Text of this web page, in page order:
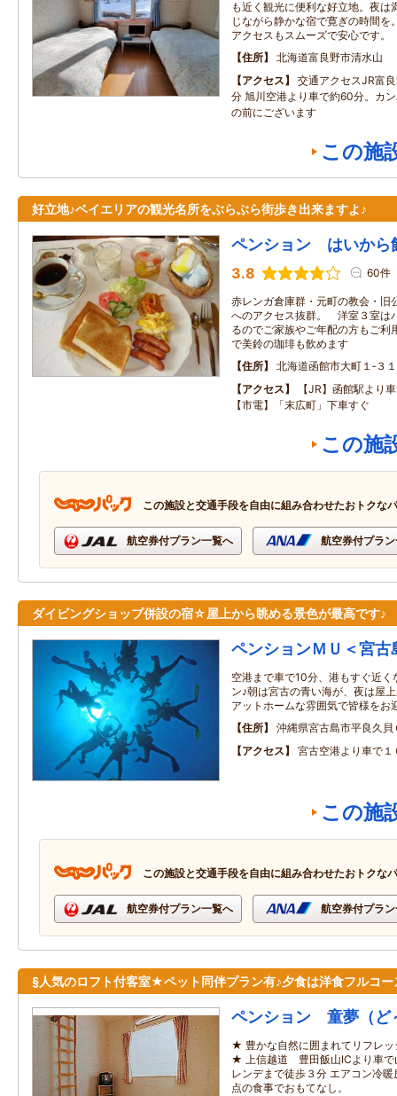
も近く観光に便利な好立地。夜は
じながら静かな宿で寛ぎの時間を
アクセスもスムーズで安心です。
住所
北海道富良野市清水山
アクセス
交通アクセスJR富
分 旭川空港より車で約60分。カ
の前にございます
この施
好立地♪ベイエリアの観光名所をぶらぶら街歩き出来ますよ♪
ペンション はいから
3.8 60件
赤レンガ倉庫群・元町の教会・旧
へのアクセス抜群。 洋室３室は
るのでご家族やご年配の方もご利
で美鈴の珈琲も飲めます
住所
北海道函館市大町１‐３１
アクセス
【JR】函館駅よ
【市電】「末広町」下車すぐ
この施
この施設と交通手段を自由に組み合わせたおトクな
航空券付プラン一覧へ 航空券付プラ
ダイビングショップ併設の宿☆屋上から眺める景色が最高です♪
ペンションＭＵ＜宮古
空港まで車で10分、港もすぐ近
ン♪朝は宮古の青い海が、夜は屋
アットホームな雰囲気で皆様をお
住所
沖縄県宮古島市平良久貝
アクセス
宮古空港より車で１
この施
この施設と交通手段を自由に組み合わせたおトクな
航空券付プラン一覧へ 航空券付プラ
§人気のロフト付客室★ペット同伴プラン有♪夕食は洋食フルコー
ペンション 童夢（ど
★ 豊かな自然に囲まれてリフレ
★ 上信越道 豊田飯山ICより車で
レンデまで徒歩３分 エアコン冷
点の食事でおもてなし。